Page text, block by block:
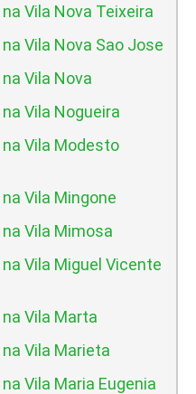
Vila Nova Teixeira
Vila Nova Sao Jose
Vila Nova
Vila Nogueira
Vila Modesto
Vila Mingone
Vila Mimosa
Vila Miguel Vicente
Vila Marta
Vila Marieta
Vila Maria Eugenia